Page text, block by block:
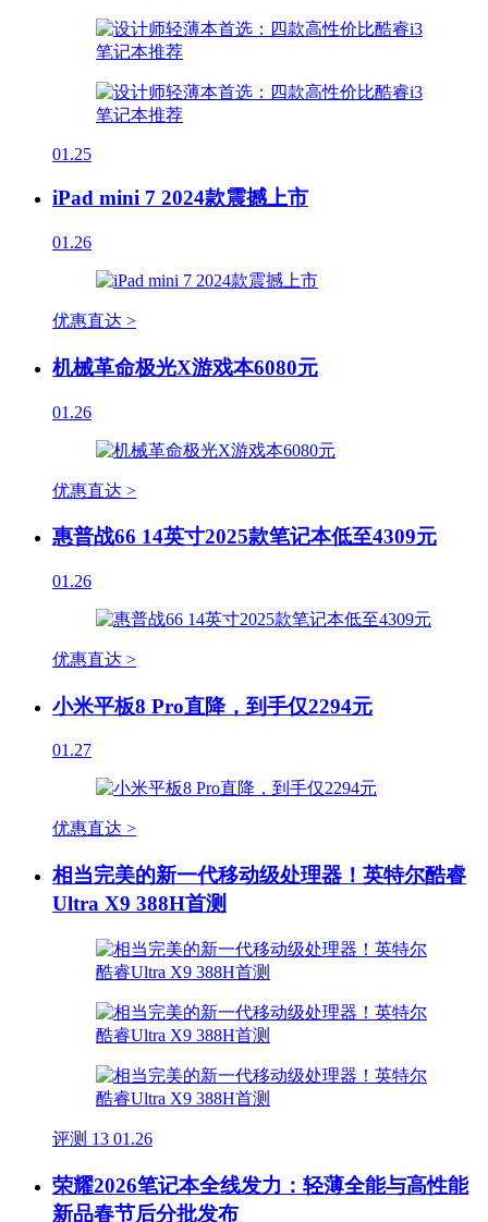
01.25
iPad mini 7 2024款震撼上市
01.26
优惠直达 >
机械革命极光X游戏本6080元
01.26
优惠直达 >
惠普战66 14英寸2025款笔记本低至4309元
01.26
优惠直达 >
小米平板8 Pro直降，到手仅2294元
01.27
优惠直达 >
相当完美的新一代移动级处理器！英特尔酷睿
Ultra X9 388H首测
评测 13 01.26
荣耀2026笔记本全线发力：轻薄全能与高性能
新品春节后分批发布